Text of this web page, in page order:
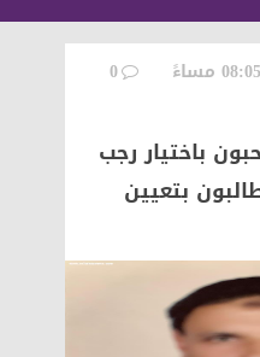
08:05 مساءً
0
باختيار رجب
بتعيين